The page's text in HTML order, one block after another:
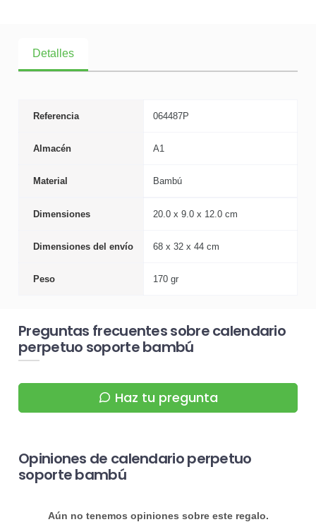
Detalles
Referencia 064487P
Almacén A1
Material Bambú
Dimensiones 20.0 x 9.0 x 12.0 cm
Dimensiones del envío 68 x 32 x 44 cm
Peso 170 gr
Preguntas frecuentes sobre calendario
perpetuo soporte bambú
Haz tu pregunta
Opiniones de calendario perpetuo
soporte bambú
Aún no tenemos opiniones sobre este regalo.